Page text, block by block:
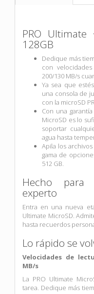
PRO Ultimate
128GB
Dedique más
con
200/130 MB/s
Ya sea que
una consola de
con la microSD
Con una
MicroSD es lo
soportar
agua hasta
Apila los
gama de
512 GB.
Hecho para
experto
Entra en una nueva
Ultimate MicroSD.
hasta recuerdos
Lo rápido se
Velocidades de
MB/s
La PRO Ultimate
tarea. Dedique más